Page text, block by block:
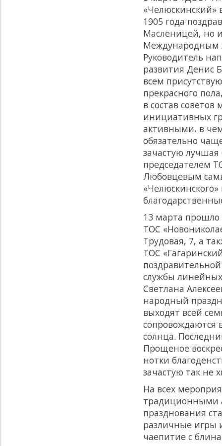
«Челюскинский»
1905 года
Масленицей, но
Международным
Руководитель
развития Денис
всем
прекрасного
в состав
инициативных
активными, в
обязательно
зачастую лучшая
председателем
Любовцевым
13 марта
ТОС
Трудовая, 7, а
ТОС
службы
Светлана
народный
выходят всей
сопровождаются
солнца.
Прощеное
нотки
зачастую так не
На всех
традиционными
празднования
различные игры
чаепитие с